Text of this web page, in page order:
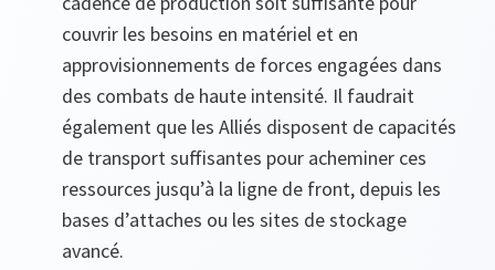
couvrir les besoins en matériel et en
approvisionnements de forces engagées dans
des combats de haute intensité. Il faudrait
également que les Alliés disposent de capacités
de transport suffisantes pour acheminer ces
ressources jusqu’à la ligne de front, depuis les
bases d’attaches ou les sites de stockage
avancé.